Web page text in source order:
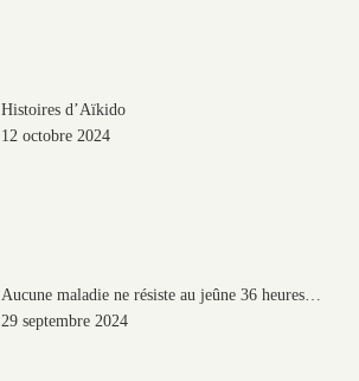
Histoires d’Aïkido
12 octobre 2024
Aucune maladie ne résiste au jeûne 36 heures…
29 septembre 2024